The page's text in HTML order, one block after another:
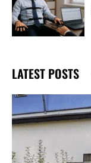
LATEST POSTS